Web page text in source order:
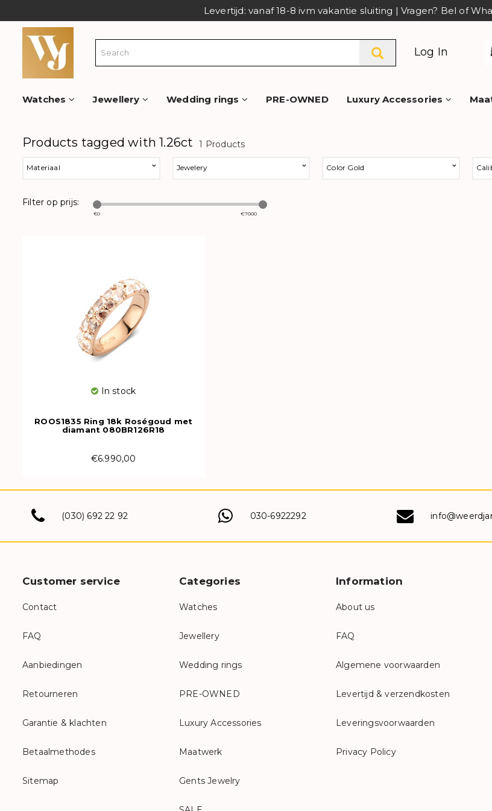
Levertijd: vanaf 18-8 ivm vakantie sluiting | Vragen? Bel of
Log In
Watches Jewellery Wedding rings PRE-OWNED Luxury Accessories
Products tagged with 1.26ct 1 Products
Materiaal Jewelery Color Gold
Filter op prijs:
€0 €7000
In stock
ROOS1835 Ring 18k Roségoud met
diamant 080BR126R18
€6.990,00
(030) 692 22 92 030-6922292
Customer service
Contact
FAQ
Aanbiedingen
Retourneren
Garantie & klachten
Betaalmethodes
Sitemap
Categories
Watches
Jewellery
Wedding rings
PRE-OWNED
Luxury Accessories
Maatwerk
Gents Jewelry
Information
About us
FAQ
Algemene voorwaarden
Levertijd & verzendkosten
Leveringsvoorwaarden
Privacy Policy